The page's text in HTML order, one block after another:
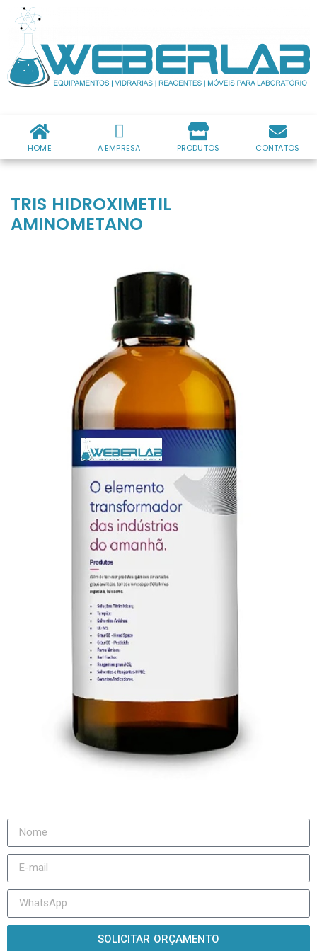
HOME A EMPRESA PRODUTOS CONTATOS
TRIS HIDROXIMETIL
AMINOMETANO
SOLICITAR ORÇAMENTO